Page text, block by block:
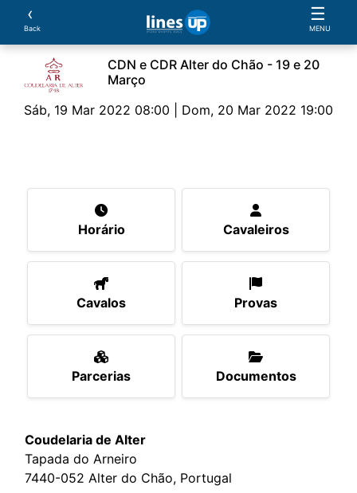
‹
Back
☰
MENU
CDN e CDR Alter do Chão - 19 e 20
Março
Sáb, 19 Mar 2022 08:00 | Dom, 20 Mar 2022 19:00
Horário Cavaleiros
Cavalos Provas
Parcerias Documentos
Coudelaria de Alter
Tapada do Arneiro
7440-052 Alter do Chão, Portugal